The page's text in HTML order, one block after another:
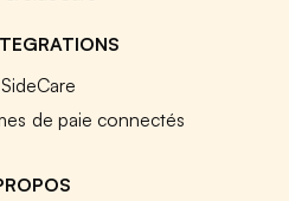
de paie connectés